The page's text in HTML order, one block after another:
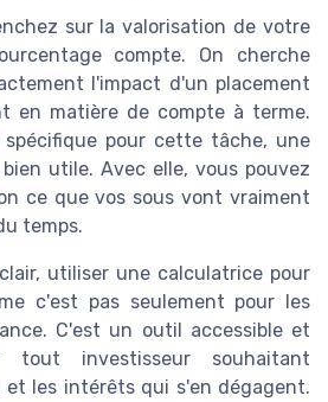
sur la valorisation de votre
compte. On cherche
l'impact d'un placement
en matière de compte à terme.
pour cette tâche, une
utile. Avec elle, vous pouvez
ce que vos sous vont vraiment
temps.
utiliser une calculatrice pour
c'est pas seulement pour les
C'est un outil accessible et
tout investisseur souhaitant
et les intérêts qui s'en dégagent.